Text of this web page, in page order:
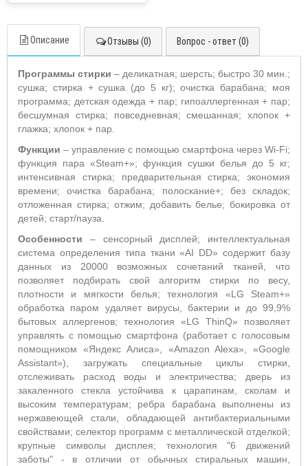
Описание Отзывы (0) Вопрос - ответ (0)
Программы стирки – деликатная; шерсть; быстро 30 мин.;
сушка; стирка + сушка (до 5 кг); очистка барабана; моя
программа; детская одежда + пар; гипоаллергенная + пар;
бесшумная стирка; повседневная; смешанная; хлопок +
глажка; хлопок + пар.
Функции – управление с помощью смартфона через Wi-Fi;
функция пара «Steam+»; функция сушки белья до 5 кг;
интенсивная стирка; предварительная стирка; экономия
времени; очистка барабана; полоскание+; без складок;
отложенная стирка; отжим; добавить белье; бокировка от
детей; старт/пауза.
Особенности – сенсорный дисплей; интеллектуальная
система определения типа ткани «AI DD» содержит базу
данных из 20000 возможных сочетаний тканей, что
позволяет подбирать свой алгоритм стирки по весу,
плотности и мягкости белья; технология «LG Steam+»
обработка паром удаляет вирусы, бактерии и до 99,9%
бытовых аллергенов; технология «LG ThinQ» позволяет
управлять с помощью смартфона (работает с голосовым
помощником «Яндекс Алиса», «Amazon Alexa», «Google
Assistant»), загружать специальные циклы стирки,
отслеживать расход воды и электричества; дверь из
закаленного стекла устойчива к царапинам, сколам и
высоким температурам; ребра барабана выполнены из
нержавеющей стали, обладающей антибактериальными
свойствами; селектор программ с металлической отделкой;
крупные символы дисплея; технология "6 движений
заботы" - в отличии от обычных стиральных машин,